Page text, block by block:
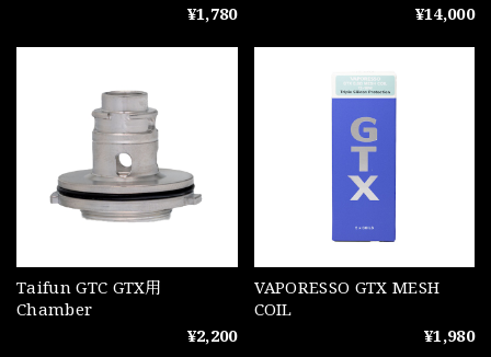
¥1,780
¥14,000
Taifun GTC GTX用
Chamber
¥2,200
VAPORESSO GTX MESH
COIL
¥1,980